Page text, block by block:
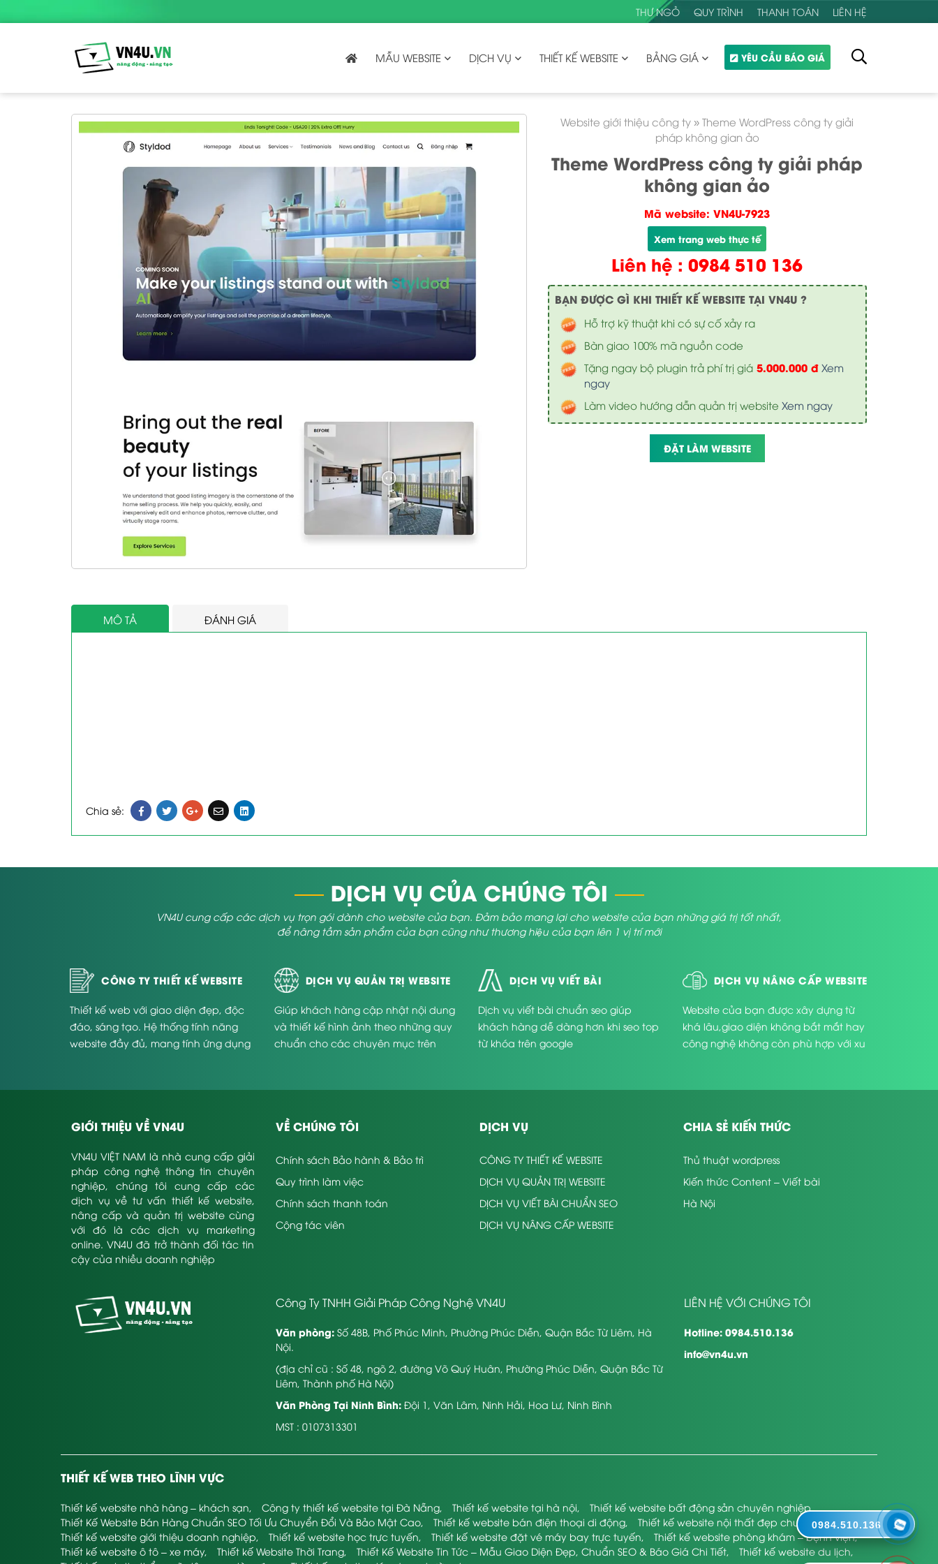
THƯ NGỎ QUY TRÌNH THANH TOÁN LIÊN HỆ
MẪU WEBSITE DỊCH VỤ THIẾT KẾ WEBSITE BẢNG GIÁ YÊU CẦU BÁO GIÁ
Website giới thiệu công ty »Theme WordPress công ty giải
pháp không gian ảo
Theme WordPress công ty giải pháp
không gian ảo
Mã website: VN4U-7923
Xem trang web thực tế
Liên hệ : 0984 510 136
BẠN ĐƯỢC GÌ KHI THIẾT KẾ WEBSITE TẠI VN4U ?
Hỗ trợ kỹ thuật khi có sự cố xảy ra
Bàn giao 100% mã nguồn code
Tặng ngay bộ plugin trả phí trị giá5.000.000 đ Xem
ngay
Làm video hướng dẫn quản trị website Xem ngay
ĐẶT LÀM WEBSITE
MÔ TẢ ĐÁNH GIÁ
Chia sẻ:
DỊCH VỤ CỦA CHÚNG TÔI
VN4U cung cấp các dịch vụ trọn gói dành cho website của bạn. Đảm bảo mang lại cho website của bạn những giá trị tốt nhất,
để nâng tầm sản phẩm của bạn cũng như thương hiệu của bạn lên 1 vị trí mới
CÔNG TY THIẾT KẾ WEBSITE
Thiết kế web với giao diện đẹp, độc
đáo, sáng tạo. Hệ thống tính năng
website đầy đủ, mang tính ứng dụng
DỊCH VỤ QUẢN TRỊ WEBSITE
Giúp khách hàng cập nhật nội dung
và thiết kế hình ảnh theo những quy
chuẩn cho các chuyên mục trên
DỊCH VỤ VIẾT BÀI
Dịch vụ viết bài chuẩn seo giúp
khách hàng dễ dàng hơn khi seo top
từ khóa trên google
DỊCH VỤ NÂNG CẤP WEBSITE
Website của bạn được xây dựng từ
khá lâu,giao diện không bắt mắt hay
công nghệ không còn phù hợp với xu
GIỚI THIỆU VỀ VN4U
VN4U VIỆT NAM là nhà cung cấp giải
pháp công nghệ thông tin chuyên
nghiệp, chúng tôi cung cấp các
dịch vụ về tư vấn thiết kế website,
nâng cấp và quản trị website cùng
với đó là các dịch vụ marketing
online. VN4U đã trở thành đối tác tin
cậy của nhiều doanh nghiệp
VỀ CHÚNG TÔI
Chính sách Bảo hành & Bảo trì
Quy trình làm việc
Chính sách thanh toán
Cộng tác viên
DỊCH VỤ
CÔNG TY THIẾT KẾ WEBSITE
DỊCH VỤ QUẢN TRỊ WEBSITE
DỊCH VỤ VIẾT BÀI CHUẨN SEO
DỊCH VỤ NÂNG CẤP WEBSITE
CHIA SẺ KIẾN THỨC
Thủ thuật wordpress
Kiến thức Content – Viết bài
Hà Nội
Công Ty TNHH Giải Pháp Công Nghệ VN4U
Văn phòng:Số 48B, Phố Phúc Minh, Phường Phúc Diễn, Quận Bắc Từ Liêm, Hà
Nội.
(địa chỉ cũ : Số 48, ngõ 2, đường Võ Quý Huân, Phường Phúc Diễn, Quận Bắc Từ
Liêm, Thành phố Hà Nội)
Văn Phòng Tại Ninh Bình:Đội 1, Văn Lâm, Ninh Hải, Hoa Lư, Ninh Bình
MST : 0107313301
LIÊN HỆ VỚI CHÚNG TÔI
Hotline: 0984.510.136
info@vn4u.vn
THIẾT KẾ WEB THEO LĨNH VỰC
Thiết kế website nhà hàng – khách sạn, Công ty thiết kế website tại Đà Nẵng, Thiết kế website tại hà nội, Thiết kế website bất động sản chuyên nghiệp,
Thiết Kế Website Bán Hàng Chuẩn SEO Tối Ưu Chuyển Đổi Và Bảo Mật Cao, Thiết kế website bán điện thoại di động, Thiết kế website nội thất đẹp chuyên nghiệp,
Thiết kế website giới thiệu doanh nghiệp, Thiết kế website học trực tuyến, Thiết kế website đặt vé máy bay trực tuyến, Thiết kế website phòng khám – bệnh viện,
Thiết kế website ô tô – xe máy, Thiết kế Website Thời Trang, Thiết Kế Website Tin Tức – Mẫu Giao Diện Đẹp, Chuẩn SEO & Báo Giá Chi Tiết, Thiết kế website du lịch,
0984.510.136